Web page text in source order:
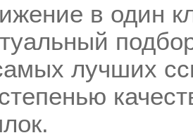
в один
лучших